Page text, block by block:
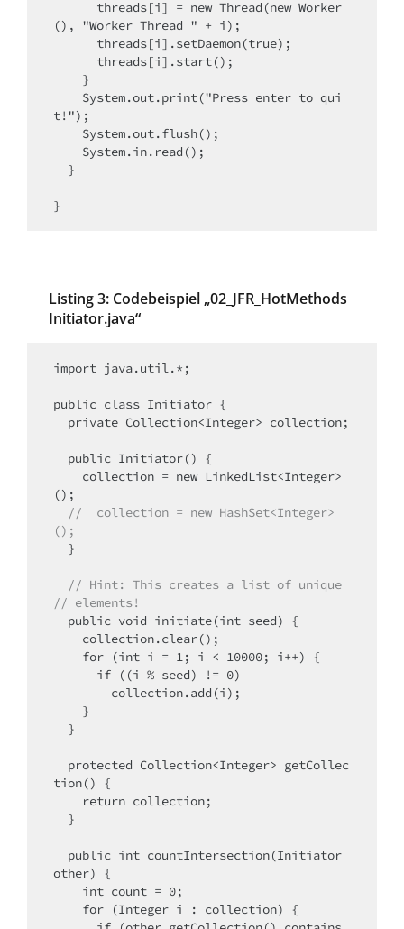
(), "Worker Thread " + i);
t!");
}
Listing 3: Codebeispiel „02_JFR_­HotMethods
Initiator.java“
import java.util.*;
public class Initiator {
();
//  collection = new HashSet<Integer>
();
// elements!
tion() {
other) {